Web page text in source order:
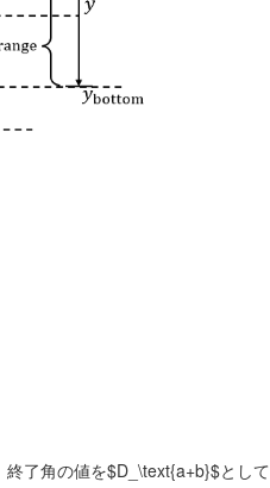
了角の値を$D_\text{a+b}$として